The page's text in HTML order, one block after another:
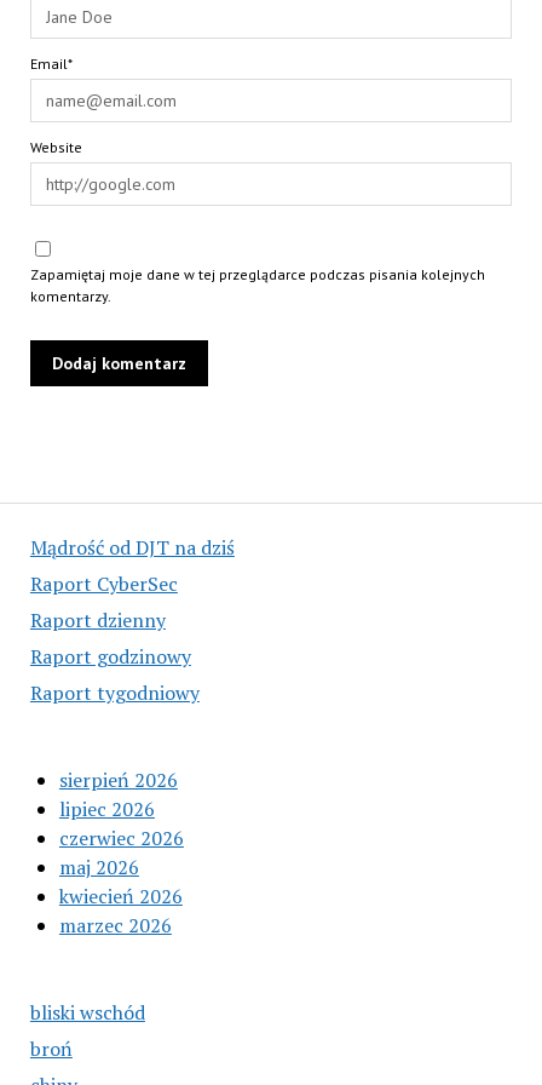
Mądrość od DJT na dziś
Raport CyberSec
Raport dzienny
Raport godzinowy
Raport tygodniowy
sierpień 2026
lipiec 2026
czerwiec 2026
maj 2026
kwiecień 2026
marzec 2026
bliski wschód
broń
Email*
Website
Zapamiętaj moje dane w tej przeglądarce podczas pisania kolejnych
komentarzy.